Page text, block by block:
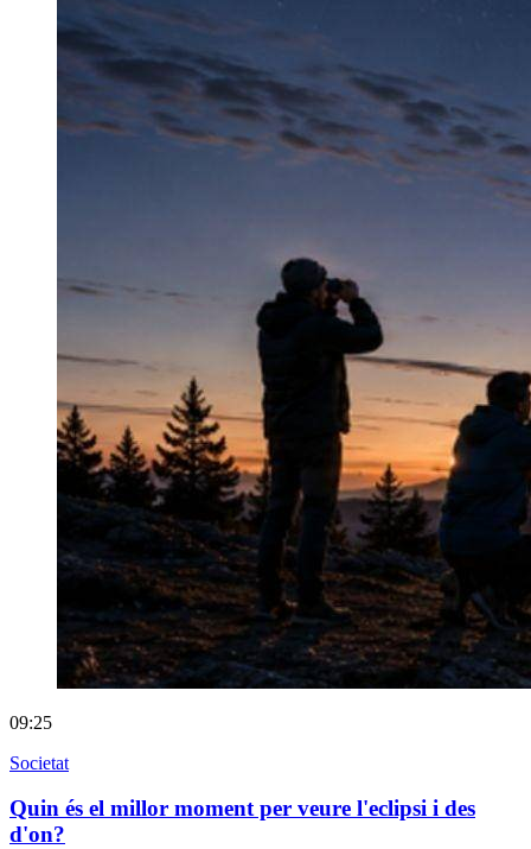
09:25
Societat
Quin és el millor moment per veure l'eclipsi i des
d'on?